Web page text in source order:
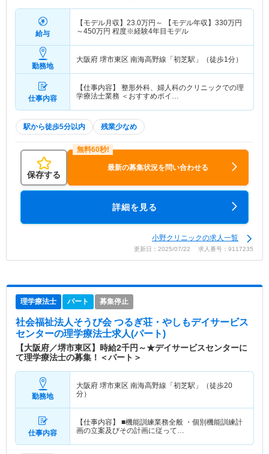
給与
【モデル月収】 23.0万円～ 【モデル年収】 330万円
～450万円 程度※経験4年目モデル
勤務地
大阪府 堺市東区 南海高野線「初芝駅」（徒歩1分）
仕事内容
【仕事内容】 整形外科、婦人科のクリニックでの理
学療法士業務 ＜おすすめポイ…
駅から徒歩5分以内 残業少なめ
保存する
最新の募集状況を問い合わせる
詳細を見る
小野クリニックの求人一覧
更新日：2025/07/22 求人番号：9117235
理学療法士 パート 募集停止
社会福祉法人そうび会 つるぎ荘・やしもデイサービス
センターの理学療法士求人(パート)
【大阪府／堺市東区】時給2千円～★デイサービスセンターに
て理学療法士の募集！＜パート＞
勤務地
大阪府 堺市東区 南海高野線「初芝駅」（徒歩20
分）
仕事内容
【仕事内容】 ■機能訓練業務全般 ・個別機能訓練計
画の立案及びその計画に従って…